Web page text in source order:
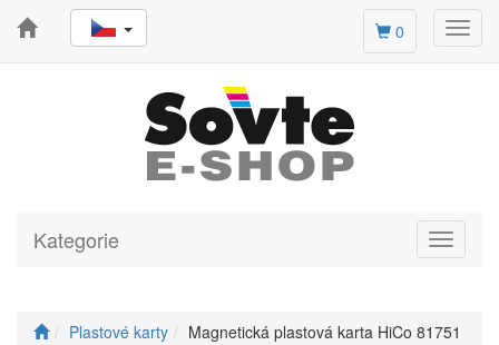
0
Toggle
Kategorie
Plastové karty Magnetická plastová karta HiCo 81751